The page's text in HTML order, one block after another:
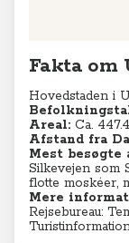
Fakta om
Hovedstaden i
Areal: Ca.
Afstand fra
Mest
Silkevejen som
flotte moskéer,
Mere
Rejsebureau: